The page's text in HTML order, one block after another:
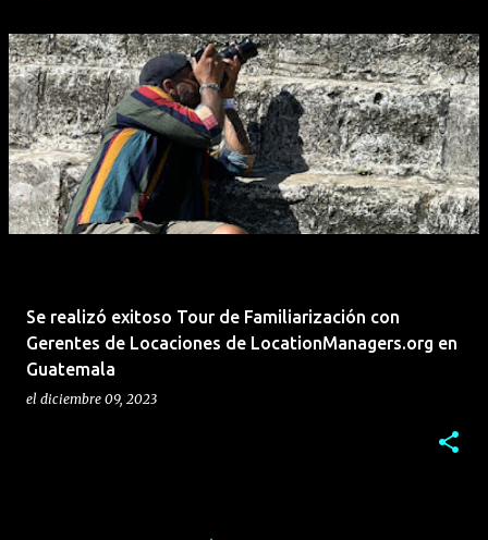
Se realizó exitoso Tour de Familiarización con
Gerentes de Locaciones de LocationManagers.org en
Guatemala
el diciembre 09, 2023